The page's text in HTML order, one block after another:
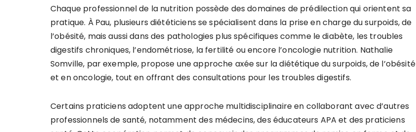
Chaque professionnel de la nutrition possède des domaines de prédilection qui orientent sa
pratique. À Pau, plusieurs diététiciens se spécialisent dans la prise en charge du surpoids, de
l’obésité, mais aussi dans des pathologies plus spécifiques comme le diabète, les troubles
digestifs chroniques, l’endométriose, la fertilité ou encore l’oncologie nutrition. Nathalie
Somville, par exemple, propose une approche axée sur la diététique du surpoids, de l’obésité
et en oncologie, tout en offrant des consultations pour les troubles digestifs.
Certains praticiens adoptent une approche multidisciplinaire en collaborant avec d’autres
professionnels de santé, notamment des médecins, des éducateurs APA et des praticiens